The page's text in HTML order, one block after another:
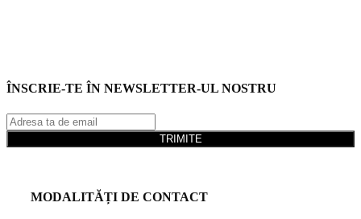
ÎNSCRIE-TE ÎN NEWSLETTER-UL NOSTRU
TRIMITE
MODALITĂȚI DE CONTACT